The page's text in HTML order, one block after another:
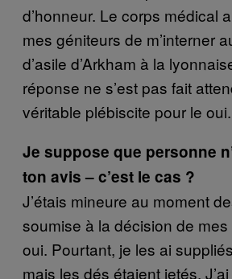
d’honneur. Le corps médical
mes géniteurs de m’interner
d’asile d’Arkham à la
réponse ne s’est pas fait
véritable plébiscite pour le oui.
Je suppose que personne
ton avis – c’est le cas ?
J’étais mineure au moment
soumise à la décision de
oui. Pourtant, je les ai
mais les dés étaient jetés.